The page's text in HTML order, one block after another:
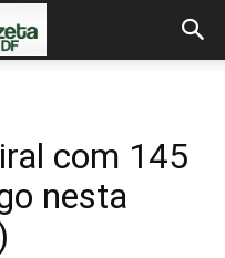
com 145
nesta